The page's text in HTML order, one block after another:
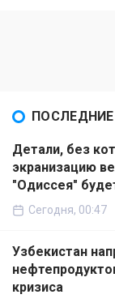
Детали, без
экранизацию
"Одиссея"
Сегодня, 00:47
Узбекистан
кризиса